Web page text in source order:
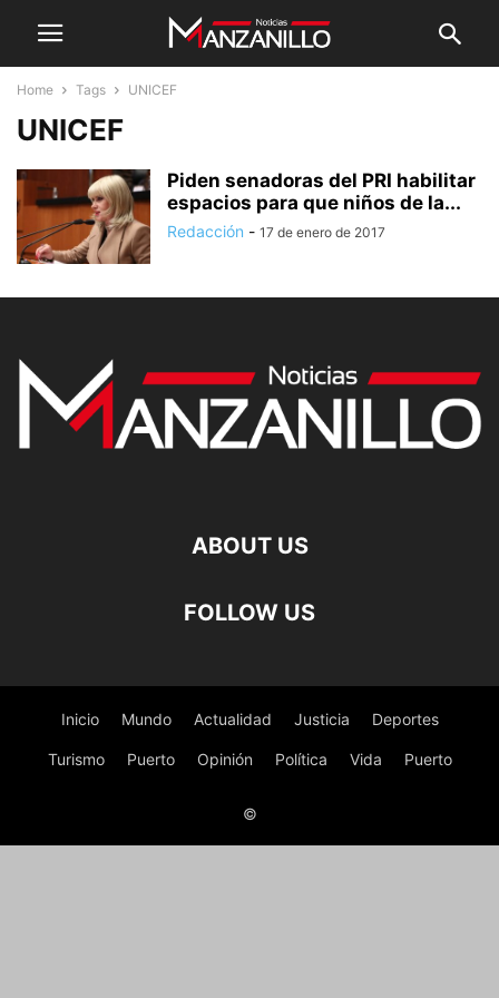
Home Tags UNICEF
UNICEF
Piden senadoras del PRI habilitar
espacios para que niños de la...
Redacción - 17 de enero de 2017
ABOUT US
FOLLOW US
Inicio Mundo Actualidad Justicia Deportes
Turismo Puerto Opinión Política Vida Puerto
©